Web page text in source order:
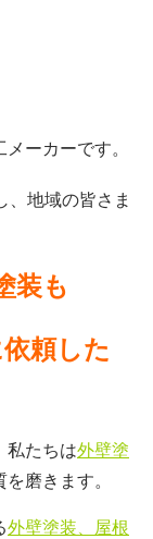
ーカーです。
、地域の皆さま
装も
頼した
私たちは外壁塗
磨きます。
外壁塗装、屋根